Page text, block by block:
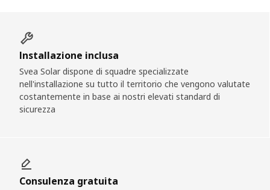
Installazione inclusa
Svea Solar dispone di squadre specializzate
nell'installazione su tutto il territorio che vengono valutate
costantemente in base ai nostri elevati standard di
sicurezza
Consulenza gratuita